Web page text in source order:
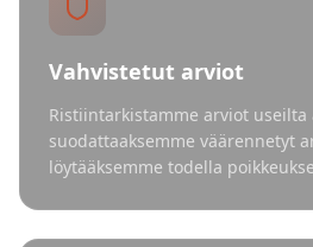
Vahvistetut arviot
Ristiintarkistamme arviot useilta
suodattaaksemme väärennetyt
löytääksemme todella